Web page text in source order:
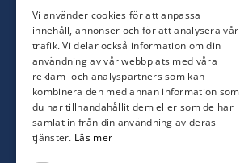
Torsåsgatan 9
392 39 Kalmar
Färjestaden
0485-310 71
oland@hagblomsfarghandel.nu
Vi använder cookies för att anpassa
innehåll, annonser och för att analysera vår
trafik. Vi delar också information om din
användning av vår webbplats med våra
reklam- och analyspartners som kan
kombinera den med annan information som
du har tillhandahållit dem eller som de har
samlat in från din användning av deras
tjänster. Läs mer